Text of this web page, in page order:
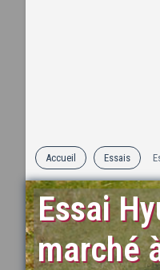
Accueil Essais
Essai
marché